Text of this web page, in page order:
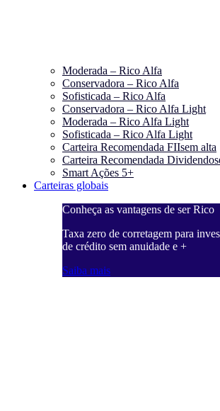
Moderada – Rico Alfa
Conservadora – Rico Alfa
Sofisticada – Rico Alfa
Conservadora – Rico Alfa Light
Moderada – Rico Alfa Light
Sofisticada – Rico Alfa Light
Carteira Recomendada FIIsem alta
Carteira Recomendada Dividendos
Smart Ações 5+
Carteiras globais
Conheça as vantagens de ser Rico
Taxa zero de corretagem para
de crédito sem anuidade e +
Saiba mais